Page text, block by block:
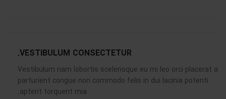
VESTIBULUM CONSECTETUR.
Vestibulum nam lobortis scelerisque eu mi leo orci placerat a
parturient congue non commodo felis in dui lacinia potenti
aptent torquent mia.